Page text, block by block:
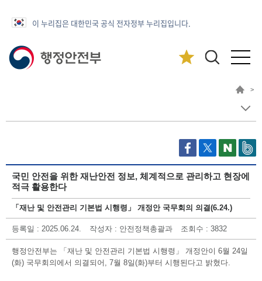
이 누리집은 대한민국 공식 전자정부 누리집입니다.
>
국민 안전을 위한 재난안전 정보, 체계적으로 관리하고 현장에
적극 활용한다
「재난 및 안전관리 기본법 시행령」 개정안 국무회의 의결(6.24.)
등록일 : 2025.06.24. 작성자 : 안전정책총괄과 조회수 : 3832
행정안전부는 「재난 및 안전관리 기본법 시행령」 개정안이 6월 24일
(화) 국무회의에서 의결되어, 7월 8일(화)부터 시행된다고 밝혔다.